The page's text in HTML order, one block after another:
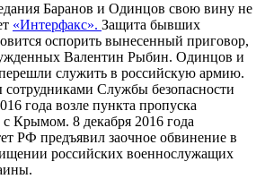
Баранов и Одинцов свою вину не
«Интерфакс». Защита бывших
оспорить вынесенный приговор,
Валентин Рыбин. Одинцов и
служить в российскую армию.
Службы безопасности
года возле пункта пропуска
Крымом. 8 декабря 2016 года
РФ предъявил заочное обвинение в
российских военнослужащих